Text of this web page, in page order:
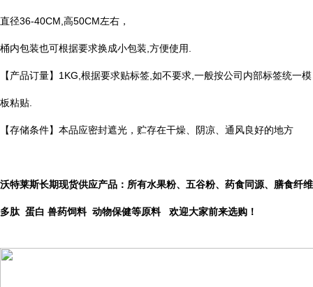
直径36-40CM,高50CM左右，
桶内包装也可根据要求换成小包装,方便使用.
【产品订量】1KG,根据要求贴标签,如不要求,一般按公司内部标签统一模
板粘贴.
【存储条件】本品应密封遮光，贮存在干燥、阴凉、通风良好的地方
沃特莱斯长期现货供应产品：所有水果粉、五谷粉、药食同源、膳食纤维
多肽 蛋白 兽药饲料 动物保健等原料 欢迎大家前来选购！